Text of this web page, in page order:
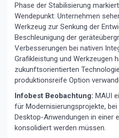
Phase der Stabilisierung
Wendepunkt: Unternehmen
Werkzeug zur Senkung der
Beschleunigung der
Verbesserungen bei nativen
Grafikleistung und Werkzeugen
zukunftsorientierten
produktionsreife Option
Infobest Beobachtung: MAUI
für Modernisierungsprojekte,
Desktop-Anwendungen in einer
konsolidiert werden müssen.